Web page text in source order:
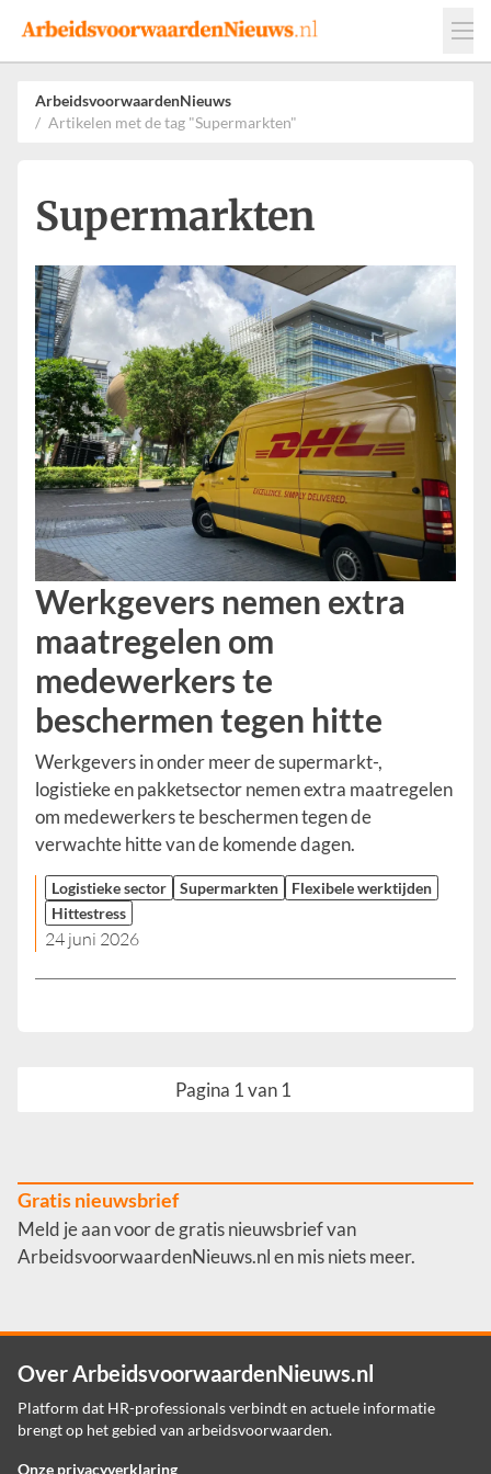
Events
Adverteren
Leveranciers
Werkgevers
ArbeidsvoorwaardenNieuws
Artikelen met de tag "Supermarkten"
Supermarkten
Werkgevers nemen extra
maatregelen om
medewerkers te
beschermen tegen hitte
Werkgevers in onder meer de supermarkt-,
logistieke en pakketsector nemen extra maatregelen
om medewerkers te beschermen tegen de
verwachte hitte van de komende dagen.
Logistieke sector Supermarkten
Flexibele werktijden
Hittestress
24 juni 2026
Pagina 1 van 1
Gratis nieuwsbrief
Meld je aan voor de gratis nieuwsbrief van
ArbeidsvoorwaardenNieuws.nl en mis niets meer.
Over ArbeidsvoorwaardenNieuws.nl
Platform dat HR-professionals verbindt en actuele informatie
brengt op het gebied van arbeidsvoorwaarden.
Onze privacyverklaring